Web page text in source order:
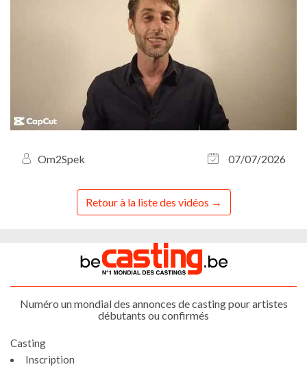
Om2Spek 07/07/2026
Retour à la liste des vidéos
Numéro un mondial des annonces de casting pour artistes
débutants ou confirmés
Casting
Inscription